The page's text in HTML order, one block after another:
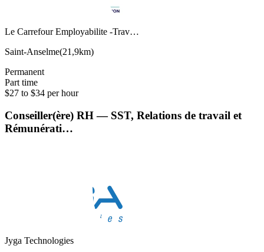
Le Carrefour Employabilite -Trav…
Saint-Anselme(21,9km)
Permanent
Part time
$27 to $34 per hour
Conseiller(ère) RH — SST, Relations de travail et
Rémunérati…
Jyga Technologies